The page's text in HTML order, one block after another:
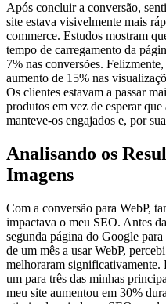
Após concluir a conversão,
site estava visivelmente mais
commerce. Estudos mostram
tempo de carregamento da
7% nas conversões.
aumento de 15% nas
Os clientes estavam a passar
produtos em vez de esperar que
manteve-os engajados e, por
Analisando os
Imagens
Com a conversão para WebP,
impactava o meu SEO. Antes
segunda página do Google
de um mês a usar WebP,
melhoraram significativamente.
um para três das minhas
meu site aumentou em 30%